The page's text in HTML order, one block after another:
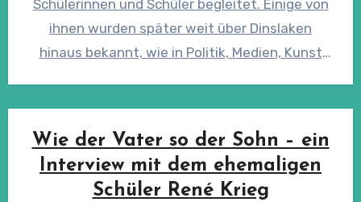
Schülerinnen und Schüler begleitet. Einige von
ihnen wurden später weit über Dinslaken
hinaus bekannt, wie in Politik, Medien, Kunst
Wie der Vater so der Sohn – ein
Interview mit dem ehemaligen
Schüler René Krieg